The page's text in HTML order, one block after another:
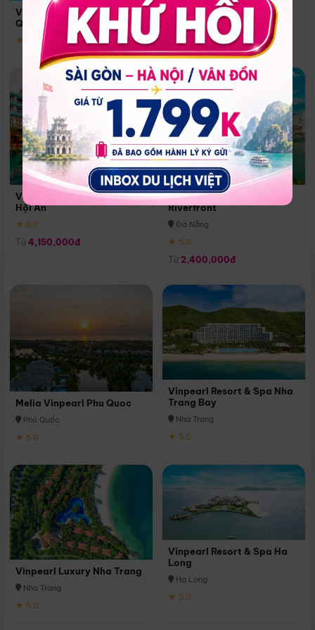
Vinpearl Resort & Spa Phu
Quoc
★ 5.0
Quoc
Phú Quốc
★ 5.0
Vinpearl Resort & Golf Nam
Hội An
★ 5.0
Từ 4,150,000đ
Melia Vinpearl Danang
Riverfront
Đà Nẵng
★ 5.0
Từ 2,400,000đ
Melia Vinpearl Phu Quoc
Phú Quốc
★ 5.0
Vinpearl Resort & Spa Nha
Trang Bay
Nha Trang
★ 5.0
Vinpearl Luxury Nha Trang
Nha Trang
★ 5.0
Vinpearl Resort & Spa Ha
Long
Hạ Long
★ 5.0